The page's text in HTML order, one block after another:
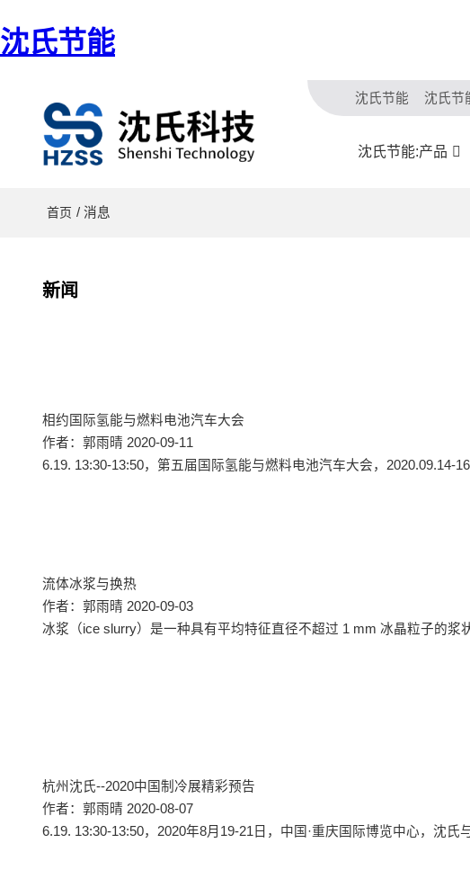
沈氏节能
沈氏节能 沈氏节
沈氏节能:产品
首页 / 消息
新闻
相约国际氢能与燃料电池汽车大会
作者：郭雨晴 2020-09-11
6.19. 13:30-13:50，第五届国际氢能与燃料电池汽车大会，2020.09.14-
流体冰浆与换热
作者：郭雨晴 2020-09-03
冰浆（ice slurry）是一种具有平均特征直径不超过 1 mm 冰晶粒子的
杭州沈氏--2020中国制冷展精彩预告
作者：郭雨晴 2020-08-07
6.19. 13:30-13:50，2020年8月19-21日，中国·重庆国际博览中心，沈